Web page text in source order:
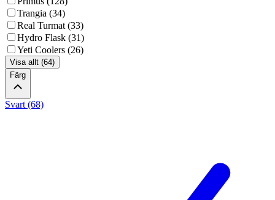
Trangia (34)
Real Turmat (33)
Hydro Flask (31)
Yeti Coolers (26)
Visa allt (64)
Färg
Svart (68)